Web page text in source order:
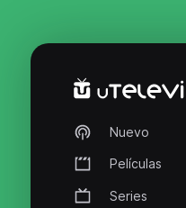
Nuevo
Películas
Series